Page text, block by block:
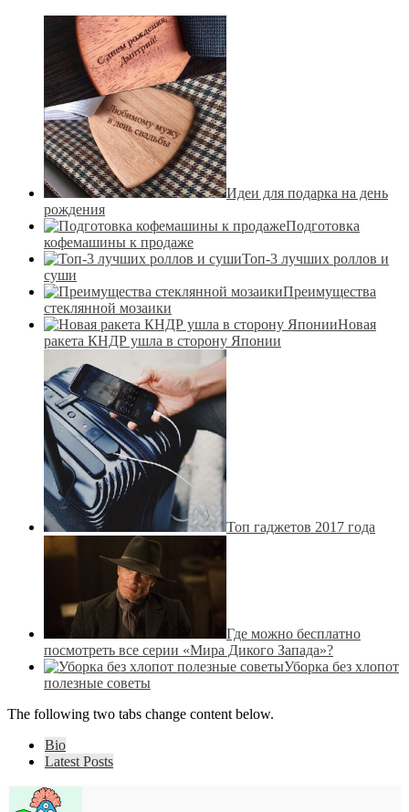
Идеи для подарка на день
рождения
Подготовка
кофемашины к продаже
Топ-3 лучших роллов и
суши
Преимущества
стеклянной мозаики
Новая
ракета КНДР ушла в сторону Японии
Топ гаджетов 2017 года
Где можно бесплатно
посмотреть все серии «Мира Дикого Запада»?
Уборка без хлопот
полезные советы
The following two tabs change content below.
Bio
Latest Posts